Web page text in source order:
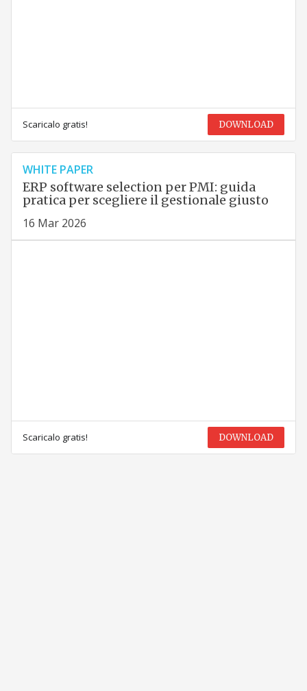
Scaricalo gratis! DOWNLOAD
WHITE PAPER
ERP software selection per PMI: guida
pratica per scegliere il gestionale giusto
16 Mar 2026
Scaricalo gratis! DOWNLOAD